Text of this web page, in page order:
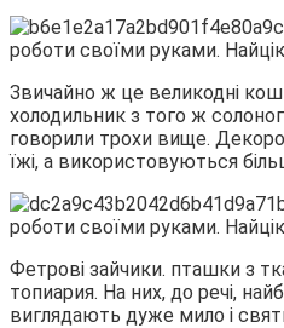
Звичайно ж це великодні
холодильник з того ж
говорили трохи вище.
їжі, а використовуються
Фетрові зайчики. пташки з
топиария. На них, до речі,
виглядають дуже мило і